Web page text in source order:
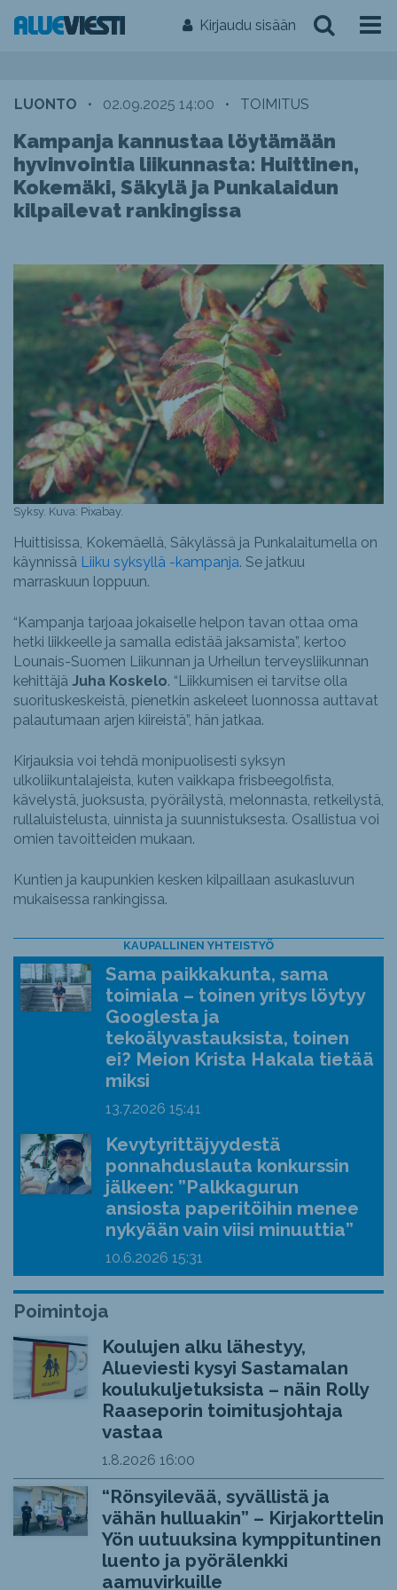
Kirjaudu sisään
LUONTO • 02.09.2025 14:00 • TOIMITUS
Kampanja kannustaa löytämään
hyvinvointia liikunnasta: Huittinen,
Kokemäki, Säkylä ja Punkalaidun
kilpailevat rankingissa
Syksy. Kuva: Pixabay.
Huittisissa, Kokemäellä, Säkylässä ja Punkalaitumella on
käynnissä Liiku syksyllä -kampanja. Se jatkuu
marraskuun loppuun.
“Kampanja tarjoaa jokaiselle helpon tavan ottaa oma
hetki liikkeelle ja samalla edistää jaksamista”, kertoo
Lounais-Suomen Liikunnan ja Urheilun terveysliikunnan
kehittäjä Juha Koskelo. “Liikkumisen ei tarvitse olla
suorituskeskeistä, pienetkin askeleet luonnossa auttavat
palautumaan arjen kiireistä”, hän jatkaa.
Kirjauksia voi tehdä monipuolisesti syksyn
ulkoliikuntalajeista, kuten vaikkapa frisbeegolfista,
kävelystä, juoksusta, pyöräilystä, melonnasta, retkeilystä,
rullaluistelusta, uinnista ja suunnistuksesta. Osallistua voi
omien tavoitteiden mukaan.
Kuntien ja kaupunkien kesken kilpaillaan asukasluvun
mukaisessa rankingissa.
KAUPALLINEN YHTEISTYÖ
Sama paikkakunta, sama
toimiala – toinen yritys löytyy
Googlesta ja
tekoälyvastauksista, toinen
ei? Meion Krista Hakala tietää
miksi
13.7.2026 15:41
Kevytyrittäjyydestä
ponnahduslauta konkurssin
jälkeen: ”Palkkagurun
ansiosta paperitöihin menee
nykyään vain viisi minuuttia”
10.6.2026 15:31
Poimintoja
Koulujen alku lähestyy,
Alueviesti kysyi Sastamalan
koulukuljetuksista – näin Rolly
Raaseporin toimitusjohtaja
vastaa
1.8.2026 16:00
“Rönsyilevää, syvällistä ja
vähän hulluakin” – Kirjakorttelin
Yön uutuuksina kymppituntinen
luento ja pyörälenkki
aamuvirkuille